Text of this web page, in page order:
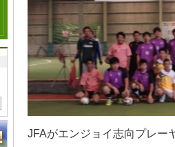
JFAがエンジョイ志向プレー